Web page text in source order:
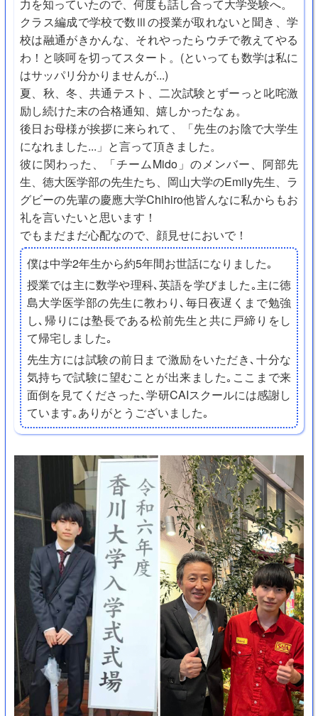
力を知っていたので、何度も話し合って大学受験へ。
クラス編成で学校で数Ⅲの授業が取れないと聞き、学
校は融通がきかんな、それやったらウチで教えてやる
わ！と啖呵を切ってスタート。(といっても数学は私に
はサッパリ分かりませんが...)
夏、秋、冬、共通テスト、二次試験とずーっと叱咤激
励し続けた末の合格通知、嬉しかったなぁ。
後日お母様が挨拶に来られて、「先生のお陰で大学生
になれました...」と言って頂きました。
彼に関わった、「チームMido」のメンバー、阿部先
生、徳大医学部の先生たち、岡山大学のEmily先生、ラ
グビーの先輩の慶應大学Chihiro他皆んなに私からもお
礼を言いたいと思います！
でもまだまだ心配なので、顔見せにおいで！
僕は中学2年生から約5年間お世話になりました｡
授業では主に数学や理科､英語を学びました｡主に徳
島大学医学部の先生に教わり､毎日夜遅くまで勉強
し､帰りには塾長である松前先生と共に戸締りをし
て帰宅しました｡
先生方には試験の前日まで激励をいただき､十分な
気持ちで試験に望むことが出来ました｡ここまで来
面倒を見てくださった､学研CAIスクールには感謝し
ています｡ありがとうございました｡